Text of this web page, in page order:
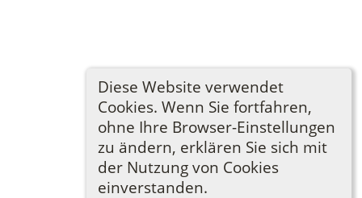
Diese Website verwendet
Cookies. Wenn Sie fortfahren,
ohne Ihre Browser-Einstellungen
zu ändern, erklären Sie sich mit
der Nutzung von Cookies
einverstanden.